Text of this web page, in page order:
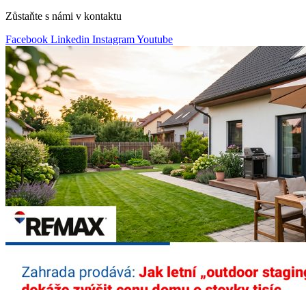
Zůstaňte s námi v kontaktu
Facebook Linkedin InstagramYoutube